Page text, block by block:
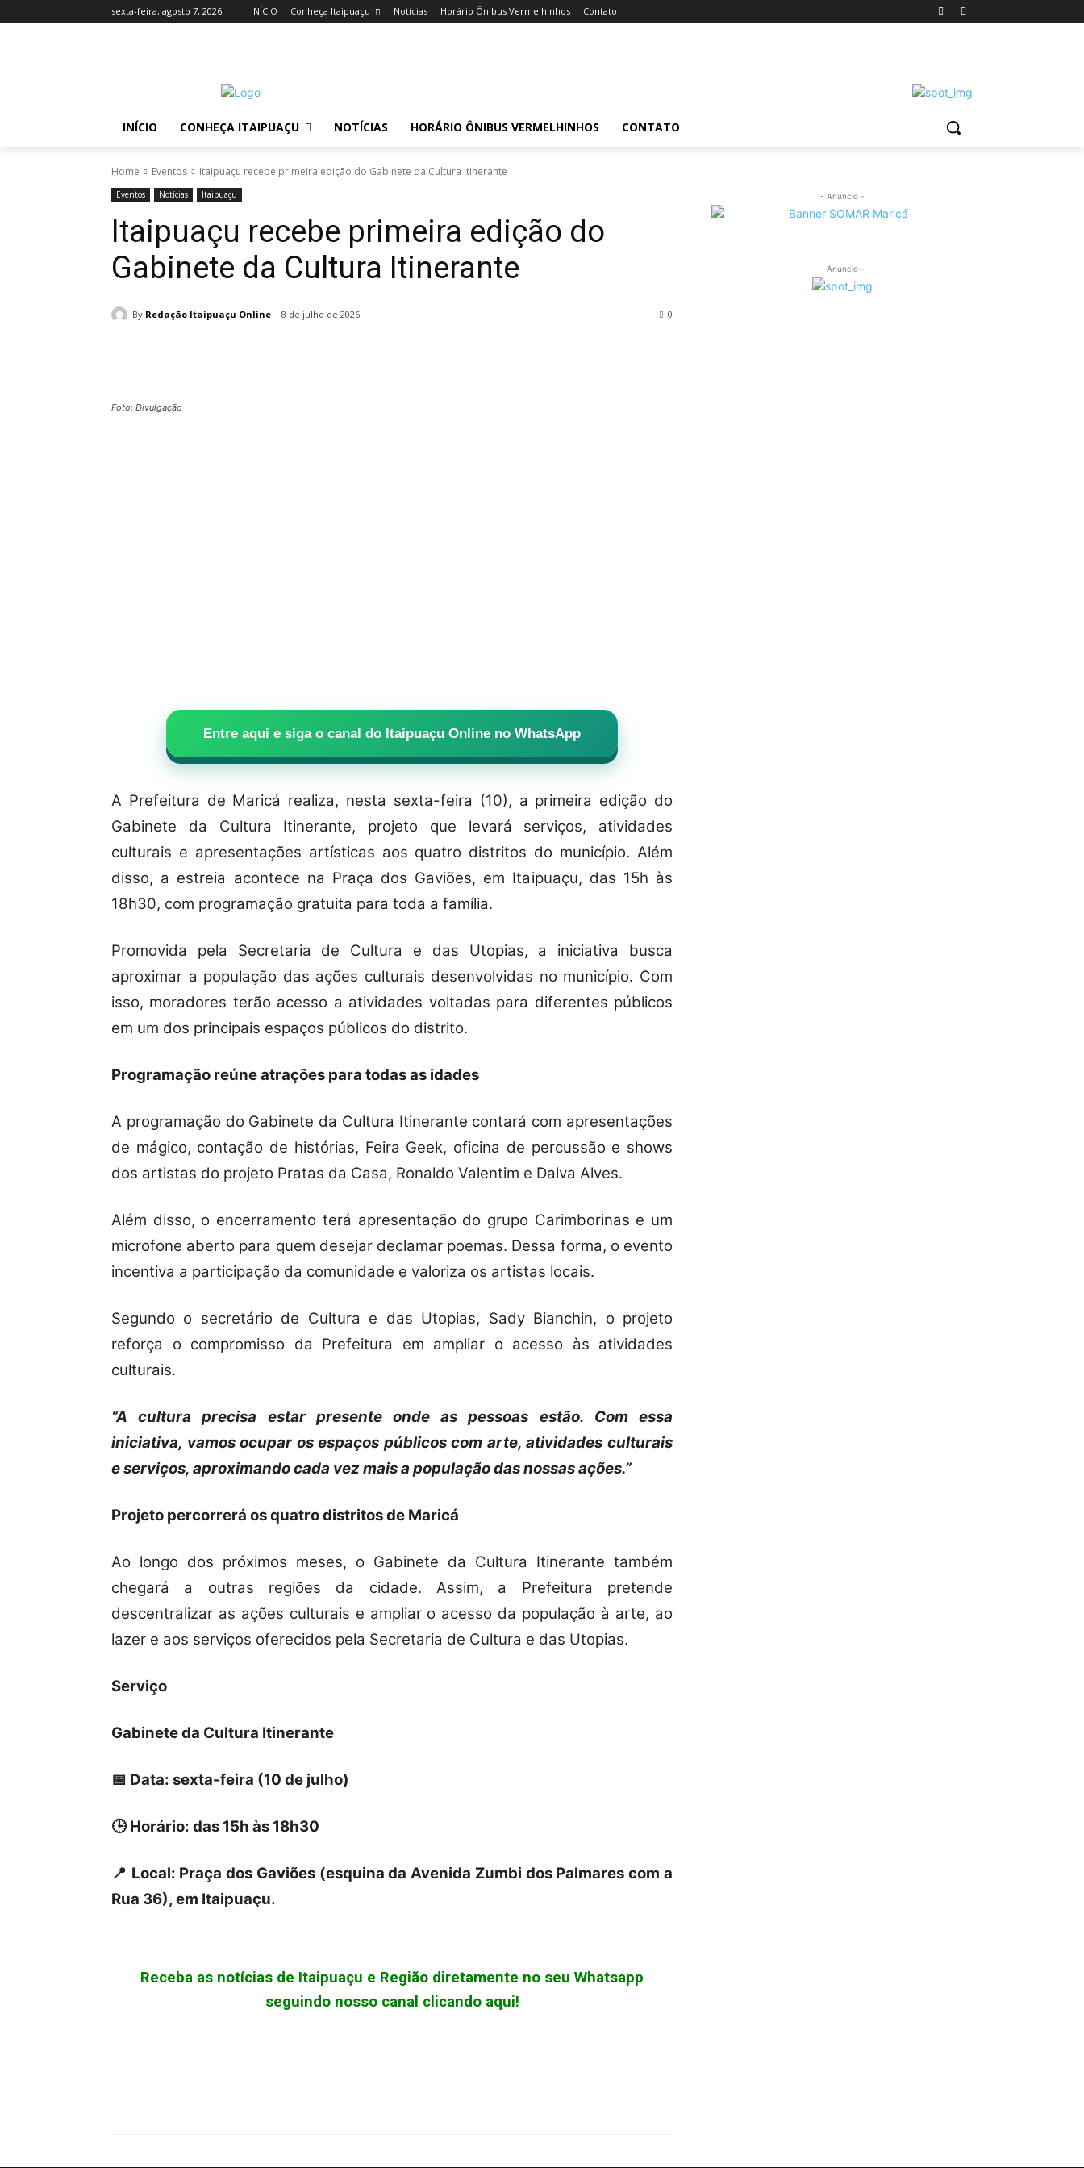
sexta-feira, agosto 7, 2026 INÍCIO Conheça Itaipuaçu Notícias Horário Ônibus Vermelhinhos Contato
INÍCIO CONHEÇA ITAIPUAÇU NOTÍCIAS HORÁRIO ÔNIBUS VERMELHINHOS CONTATO
Home Eventos Itaipuaçu recebe primeira edição do Gabinete da Cultura Itinerante
Eventos Notícias Itaipuaçu
Itaipuaçu recebe primeira edição do
Gabinete da Cultura Itinerante
By Redação Itaipuaçu Online 8 de julho de 2026 0
Foto: Divulgação
Entre aqui e siga o canal do Itaipuaçu Online no WhatsApp
A Prefeitura de Maricá realiza, nesta sexta-feira (10), a primeira edição do
Gabinete da Cultura Itinerante, projeto que levará serviços, atividades
culturais e apresentações artísticas aos quatro distritos do município. Além
disso, a estreia acontece na Praça dos Gaviões, em Itaipuaçu, das 15h às
18h30, com programação gratuita para toda a família.
Promovida pela Secretaria de Cultura e das Utopias, a iniciativa busca
aproximar a população das ações culturais desenvolvidas no município. Com
isso, moradores terão acesso a atividades voltadas para diferentes públicos
em um dos principais espaços públicos do distrito.
Programação reúne atrações para todas as idades
A programação do Gabinete da Cultura Itinerante contará com apresentações
de mágico, contação de histórias, Feira Geek, oficina de percussão e shows
dos artistas do projeto Pratas da Casa, Ronaldo Valentim e Dalva Alves.
Além disso, o encerramento terá apresentação do grupo Carimborinas e um
microfone aberto para quem desejar declamar poemas. Dessa forma, o evento
incentiva a participação da comunidade e valoriza os artistas locais.
Segundo o secretário de Cultura e das Utopias, Sady Bianchin, o projeto
reforça o compromisso da Prefeitura em ampliar o acesso às atividades
culturais.
“A cultura precisa estar presente onde as pessoas estão. Com essa
iniciativa, vamos ocupar os espaços públicos com arte, atividades culturais
e serviços, aproximando cada vez mais a população das nossas ações.”
Projeto percorrerá os quatro distritos de Maricá
Ao longo dos próximos meses, o Gabinete da Cultura Itinerante também
chegará a outras regiões da cidade. Assim, a Prefeitura pretende
descentralizar as ações culturais e ampliar o acesso da população à arte, ao
lazer e aos serviços oferecidos pela Secretaria de Cultura e das Utopias.
Serviço
Gabinete da Cultura Itinerante
📅 Data: sexta-feira (10 de julho)
🕒 Horário: das 15h às 18h30
📍 Local: Praça dos Gaviões (esquina da Avenida Zumbi dos Palmares com a
Rua 36), em Itaipuaçu.
Receba as notícias de Itaipuaçu e Região diretamente no seu Whatsapp
seguindo nosso canal clicando aqui!
- Anúncio -
- Anúncio -